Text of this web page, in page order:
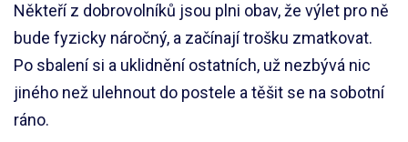
Někteří z dobrovolníků jsou plni obav, že výlet pro ně
bude fyzicky náročný, a začínají trošku zmatkovat.
Po sbalení si a uklidnění ostatních, už nezbývá nic
jiného než ulehnout do postele a těšit se na sobotní
ráno.